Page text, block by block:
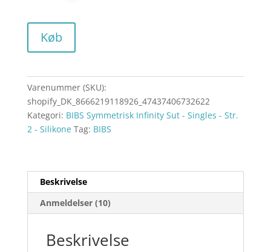
Køb
Varenummer (SKU):
shopify_DK_8666219118926_47437406732622
Kategori: BIBS Symmetrisk Infinity Sut - Singles - Str.
2 - Silikone Tag: BIBS
Beskrivelse
Anmeldelser (10)
Beskrivelse